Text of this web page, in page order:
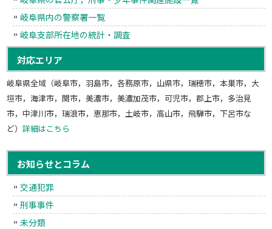
岐阜県内の警察署一覧
岐阜支部所在地の統計・調査
対応エリア
岐阜県全域（岐阜市，羽島市，各務原市，山県市，瑞穂市，本巣市，大
垣市，海津市，関市，美濃市，美濃加茂市，可児市，郡上市，多治見
市，中津川市，瑞浪市，恵那市，土岐市，高山市，飛騨市，下呂市な
ど）詳細はこちら
お知らせとコラム
交通犯罪
刑事事件
未分類